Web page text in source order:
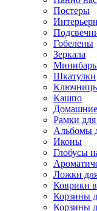
Постеры
Гобелены
Зеркала
Шкатулки
Кашпо
Рамки
Альбомы
Иконы
Глобусы
Ложки
Коврики
Корзины
Корзины